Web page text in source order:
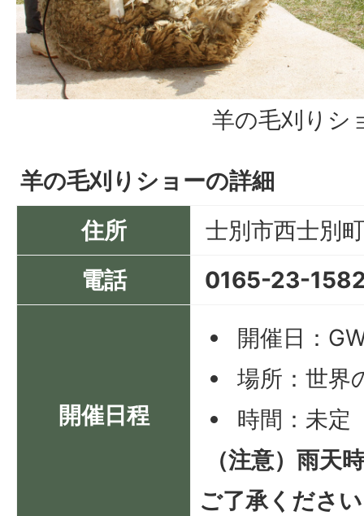
羊の毛刈りシ
羊の毛刈りショーの詳細
住所
士別市西士別
電話
0165-23-
開催日程
開催日：
場所：世界
時間：未定
（注意）雨天
ご了承くださ